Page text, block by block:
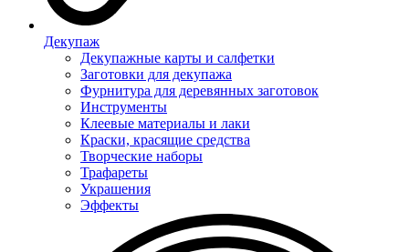
Декупаж
Декупажные карты и салфетки
Заготовки для декупажа
Фурнитура для деревянных заготовок
Инструменты
Клеевые материалы и лаки
Краски, красящие средства
Творческие наборы
Трафареты
Украшения
Эффекты